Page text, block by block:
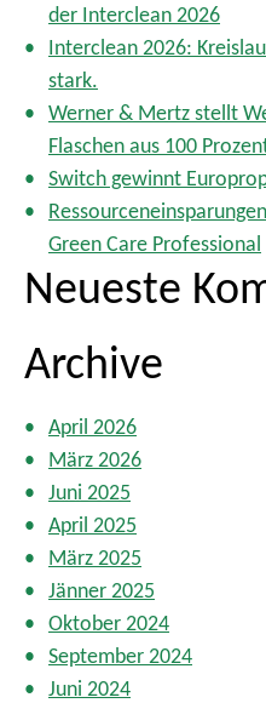
u
m
e
i
e
u
n
d
e
B
e
i
t
r
ä
g
e
der Interclean 2026
Interclean 2026:
stark.
Werner & Mertz stellt
Flaschen aus 100
Switch gewinnt
Green Care Professional
Neueste
Archive
April 2026
März 2026
Juni 2025
April 2025
März 2025
Jänner 2025
Oktober 2024
September 2024
Juni 2024